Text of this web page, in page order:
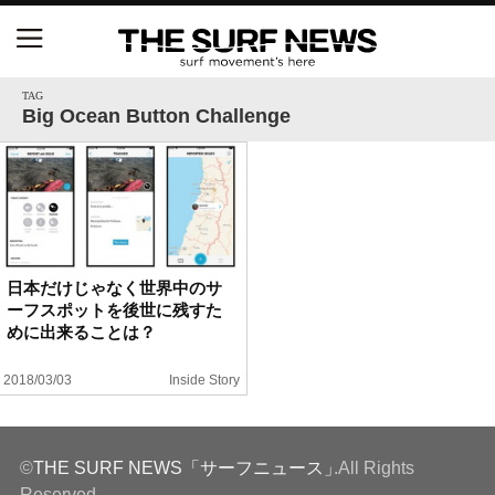
TAG
Big Ocean Button Challenge
日本だけじゃなく世界中のサ
ーフスポットを後世に残すた
めに出来ることは？
2018/03/03 Inside Story
©THE SURF NEWS「サーフニュース」.All Rights
【五十嵐カノア独占インタビュー】旧友レオ、ジャ
ックとの豪華プライベートセッション
S.ONE ショート＆ロング開幕戦・現地リポート（高
橋みなと）
ニュース
製品情報
特集
試合